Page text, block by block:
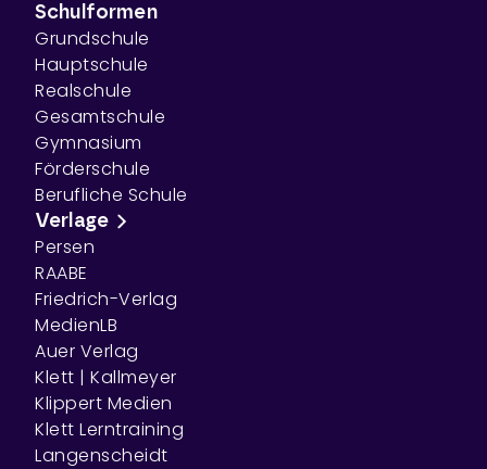
Schulformen
Grundschule
Hauptschule
Realschule
Gesamtschule
Gymnasium
Förderschule
Berufliche Schule
Verlage
Persen
RAABE
Friedrich-Verlag
MedienLB
Auer Verlag
Klett | Kallmeyer
Klippert Medien
Klett Lerntraining
Langenscheidt